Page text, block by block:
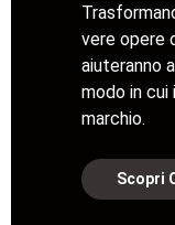
vere opere
aiuteranno
modo in
marchio.
Scopri